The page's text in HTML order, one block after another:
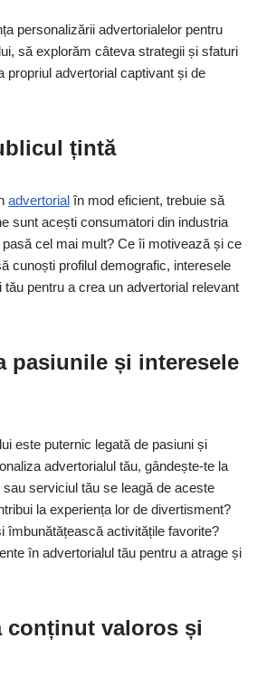
personalizării advertorialelor pentru
să explorăm câteva strategii și sfaturi
propriul advertorial captivant și de
țintă
advertorial în mod eficient, trebuie să
sunt acești consumatori din industria
cel mai mult? Ce îi motivează și ce
cunoști profilul demografic, interesele
tău pentru a crea un advertorial relevant
pasiunile și interesele
este puternic legată de pasiuni și
advertorialul tău, gândește-te la
serviciul tău se leagă de aceste
la experiența lor de divertisment?
îmbunătățească activitățile favorite?
în advertorialul tău pentru a atrage și
conținut valoros și